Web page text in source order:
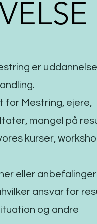
er
for Mestring, ejere,
mangel på
kurser,
eller
ansvar for
og andre